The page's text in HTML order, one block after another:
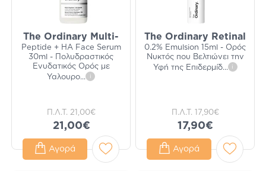
The Ordinary Multi-
Peptide + HA Face Serum
30ml - Πολυδραστικός
Ενυδατικός Ορός με
Υαλουρο... i
Π.Λ.Τ. 21,00€
21,00€
Αγορά
The Ordinary Retinal
0.2% Emulsion 15ml - Ορός
Νυκτός που Βελτιώνει την
Υφή της Επιδερμίδ... i
Π.Λ.Τ. 17,90€
17,90€
Αγορά